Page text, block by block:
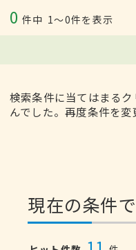
0 件中 1〜0件を表示
検索条件に当てはまる
んでした。再度条件を変
現在の条件